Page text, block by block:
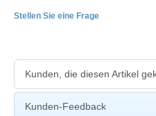
Stellen Sie eine Frage
Kunden, die diesen Artikel
Kunden-Feedback